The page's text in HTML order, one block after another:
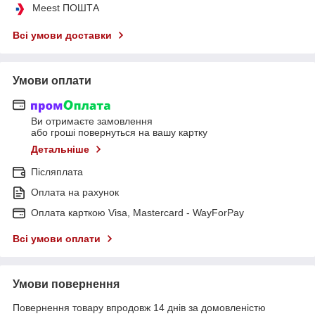
Meest ПОШТА
Всі умови доставки
Умови оплати
Ви отримаєте замовлення
або гроші повернуться на вашу картку
Детальніше
Післяплата
Оплата на рахунок
Оплата карткою Visa, Mastercard - WayForPay
Всі умови оплати
Умови повернення
Повернення товару впродовж 14 днів за домовленістю